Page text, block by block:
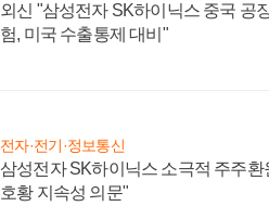
외신 "삼성전자 SK하이닉스 중국 공
험, 미국 수출통제 대비"
전자·전기·정보통신
삼성전자 SK하이닉스 소극적 주주환
호황 지속성 의문"